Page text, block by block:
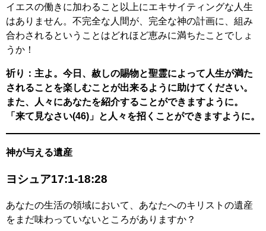
イエスの働きに加わること以上にエキサイティングな人生
はありません。不完全な人間が、完全な神の計画に、組み
合わされるということはどれほど恵みに満ちたことでしょ
うか！
祈り：主よ。今日、赦しの賜物と聖霊によって人生が満た
されることを楽しむことが出来るように助けてください。
また、人々にあなたを紹介することができますように。
「来て見なさい(46)」と人々を招くことができますように。
神が与える遺産
ヨシュア17:1-18:28
あなたの生活の領域において、あなたへのキリストの遺産
をまだ味わっていないところがありますか？